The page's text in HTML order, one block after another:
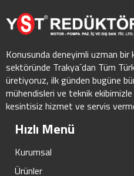
Konusunda deneyimli uzman
sektöründe Trakya´dan Tüm
üretiyoruz, ilk günden bugüne
mühendisleri ve teknik
kesintisiz hizmet ve servis
Hızlı Menü
Kurumsal
Ürünler